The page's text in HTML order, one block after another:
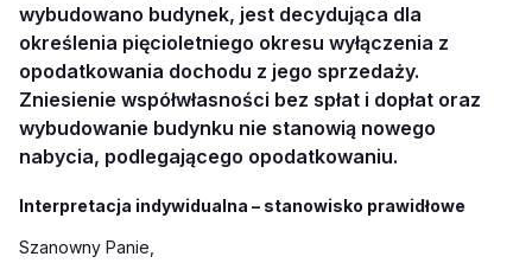
wybudowano budynek, jest decydująca dla
określenia pięcioletniego okresu wyłączenia z
opodatkowania dochodu z jego sprzedaży.
Zniesienie współwłasności bez spłat i dopłat oraz
wybudowanie budynku nie stanowią nowego
nabycia, podlegającego opodatkowaniu.
Interpretacja indywidualna – stanowisko prawidłowe
Szanowny Panie,